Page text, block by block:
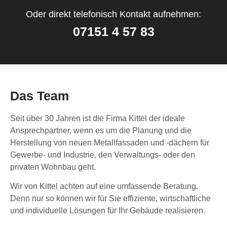
Oder direkt telefonisch Kontakt aufnehmen:
07151 4 57 83
Das Team
Seit über 30 Jahren ist die Firma Kittel der ideale
Ansprechpartner, wenn es um die Planung und die
Herstellung von neuen Metallfassaden und -dächern für
Gewerbe- und Industrie, den Verwaltungs- oder den
privaten Wohnbau geht.
Wir von Kittel achten auf eine umfassende Beratung.
Denn nur so können wir für Sie effiziente, wirtschaftliche
und individuelle Lösungen für Ihr Gebäude realisieren.